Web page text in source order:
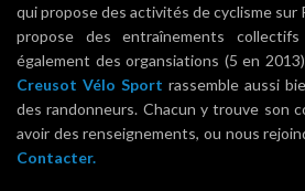
qui propose des activités de cyclisme sur
propose des entraînements collectifs
également des organsiations (5 en
Creusot Vélo Sport rassemble aussi
des randonneurs. Chacun y trouve son
avoir des renseignements, ou nous
Contacter.